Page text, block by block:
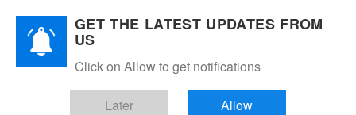
content
GET THE LATEST UPDATES FROM
US
Click on Allow to get notifications
Later Allow